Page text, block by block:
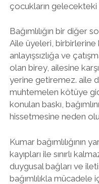
çocukların gelecekteki
Bağımlılığın bir diğer
Aile üyeleri, birbirlerine
anlayışsızlığa ve
olan birey, ailesine
yerine getiremez. aile
muhtemelen kötüye
konulan baskı,
hissetmesine neden
Kumar bağımlılığının
kayıpları ile sınırlı
duygusal bağları ve
bağımlılıkla